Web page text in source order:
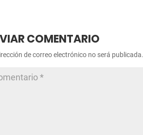
COMENTARIO
de correo electrónico no será publicada.